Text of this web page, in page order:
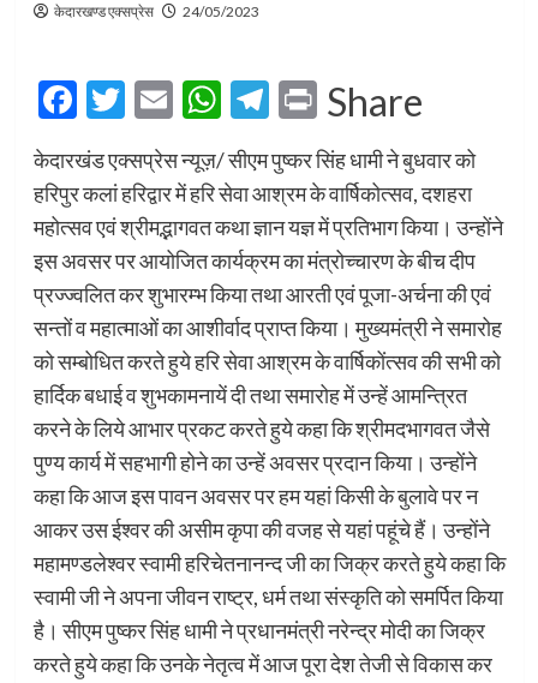
केदारखण्ड एक्सप्रेस 24/05/2023
Facebook
Twitter
EmailWhatsApp
Telegram
Print
Share
केदारखंड एक्सप्रेस न्यूज़/ सीएम पुष्कर सिंह धामी ने बुधवार को
हरिपुर कलां हरिद्वार में हरि सेवा आश्रम के वार्षिकोत्सव, दशहरा
महोत्सव एवं श्रीमद्भागवत कथा ज्ञान यज्ञ में प्रतिभाग किया। उन्होंने
इस अवसर पर आयोजित कार्यक्रम का मंत्रोच्चारण के बीच दीप
प्रज्ज्वलित कर शुभारम्भ किया तथा आरती एवं पूजा-अर्चना की एवं
सन्तों व महात्माओं का आशीर्वाद प्राप्त किया। मुख्यमंत्री ने समारोह
को सम्बोधित करते हुये हरि सेवा आश्रम के वार्षिकोंत्सव की सभी को
हार्दिक बधाई व शुभकामनायें दी तथा समारोह में उन्हें आमन्त्रित
करने के लिये आभार प्रकट करते हुये कहा कि श्रीमदभागवत जैसे
पुण्य कार्य में सहभागी होने का उन्हें अवसर प्रदान किया। उन्होंने
कहा कि आज इस पावन अवसर पर हम यहां किसी के बुलावे पर न
आकर उस ईश्वर की असीम कृपा की वजह से यहां पहूंचे हैं। उन्होंने
महामण्डलेश्वर स्वामी हरिचेतनानन्द जी का जिक्र करते हुये कहा कि
स्वामी जी ने अपना जीवन राष्ट्र, धर्म तथा संस्कृति को समर्पित किया
है। सीएम पुष्कर सिंह धामी ने प्रधानमंत्री नरेन्द्र मोदी का जिक्र
करते हुये कहा कि उनके नेतृत्व में आज पूरा देश तेजी से विकास कर